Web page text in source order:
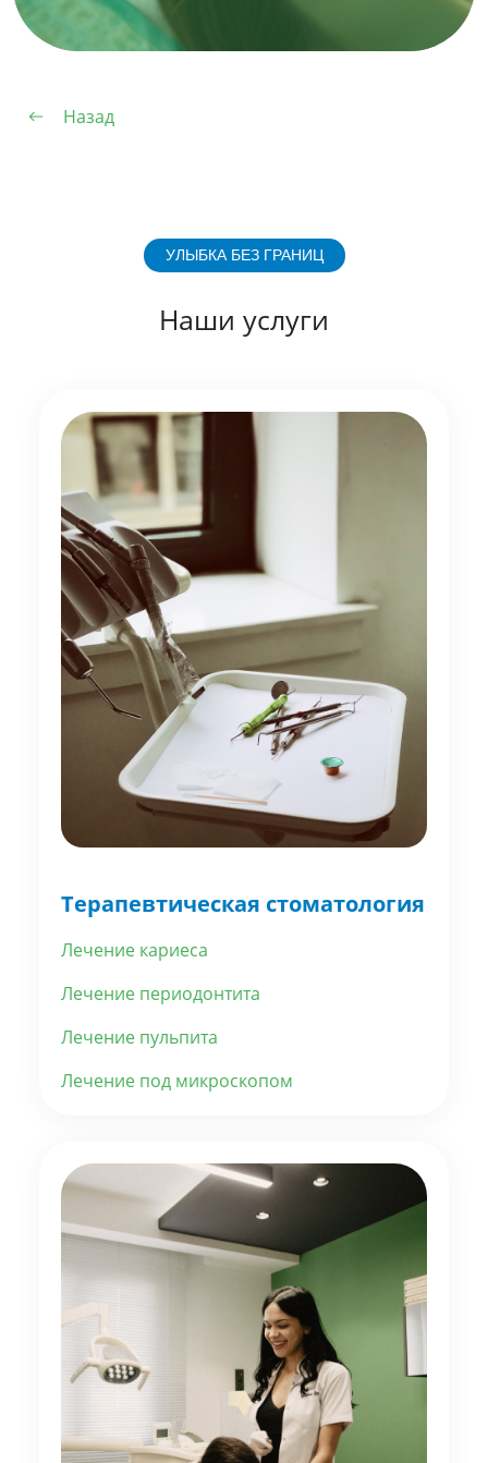
Назад
УЛЫБКА БЕЗ ГРАНИЦ
Наши услуги
Терапевтическая стоматология
Лечение кариеса
Лечение периодонтита
Лечение пульпита
Лечение под микроскопом